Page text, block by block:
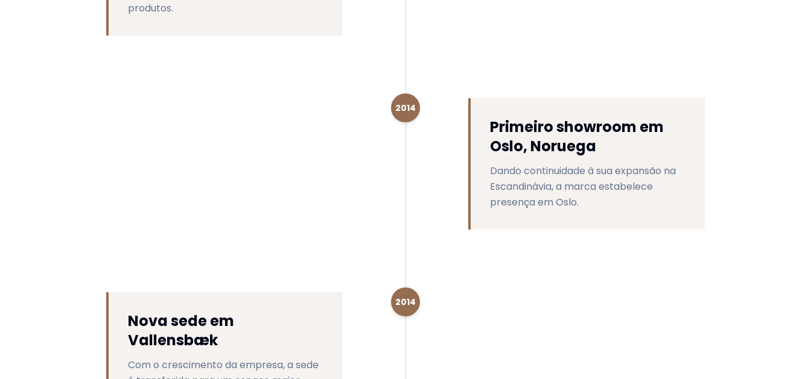
produtos.
2014
Primeiro showroom em
Oslo, Noruega
Dando continuidade à sua expansão na
Escandinávia, a marca estabelece
presença em Oslo.
2014
Nova sede em
Vallensbæk
Com o crescimento da empresa, a sede